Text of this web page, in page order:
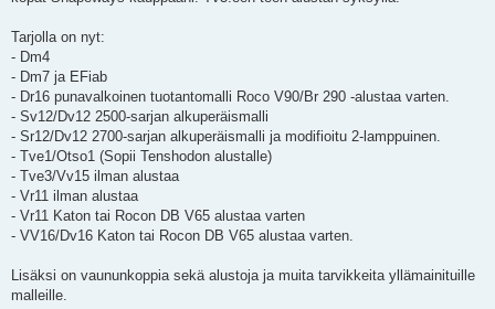
Tarjolla on nyt:
- Dm4
- Dm7 ja EFiab
- Dr16 punavalkoinen tuotantomalli Roco V90/Br 290 -alustaa varten.
- Sv12/Dv12 2500-sarjan alkuperäismalli
- Sr12/Dv12 2700-sarjan alkuperäismalli ja modifioitu 2-lamppuinen.
- Tve1/Otso1 (Sopii Tenshodon alustalle)
- Tve3/Vv15 ilman alustaa
- Vr11 ilman alustaa
- Vr11 Katon tai Rocon DB V65 alustaa varten
- VV16/Dv16 Katon tai Rocon DB V65 alustaa varten.
Lisäksi on vaununkoppia sekä alustoja ja muita tarvikkeita yllämainituille
malleille.